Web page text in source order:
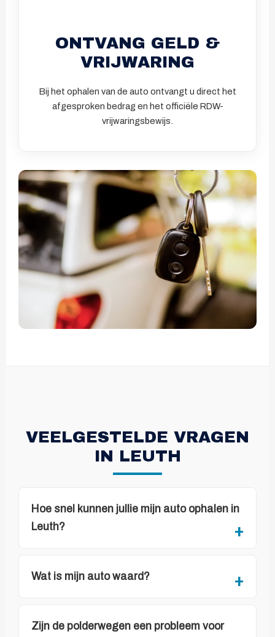
ONTVANG GELD &
VRIJWARING
Bij het ophalen van de auto ontvangt u direct het
afgesproken bedrag en het officiële RDW-
vrijwaringsbewijs.
VEELGESTELDE VRAGEN
IN LEUTH
Hoe snel kunnen jullie mijn auto ophalen in
Leuth?
Wat is mijn auto waard?
Zijn de polderwegen een probleem voor